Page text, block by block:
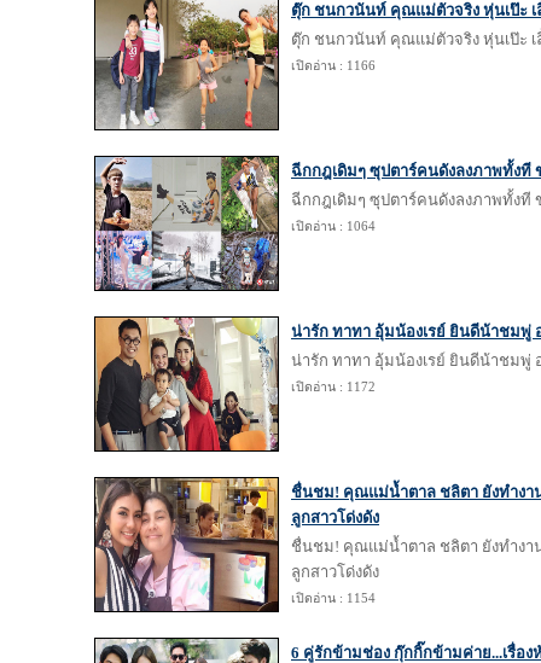
ตุ๊ก ชนกวนันท์ คุณแม่ตัวจริง หุ่นเป๊ะ เ
ตุ๊ก ชนกวนันท์ คุณแม่ตัวจริง หุ่นเป๊ะ เ
เปิดอ่าน : 1166
ฉีกกฎเดิมๆ ซุปตาร์คนดังลงภาพทั้งที
ฉีกกฎเดิมๆ ซุปตาร์คนดังลงภาพทั้งที
เปิดอ่าน : 1064
น่ารัก ทาทา อุ้มน้องเรย์ ยินดีน้าชมพู่
น่ารัก ทาทา อุ้มน้องเรย์ ยินดีน้าชมพู่
เปิดอ่าน : 1172
ชื่นชม! คุณแม่น้ำตาล ชลิตา ยังทำง
ลูกสาวโด่งดัง
ชื่นชม! คุณแม่น้ำตาล ชลิตา ยังทำง
ลูกสาวโด่งดัง
เปิดอ่าน : 1154
6 คู่รักข้ามช่อง กุ๊กกิ๊กข้ามค่าย...เรื่อง